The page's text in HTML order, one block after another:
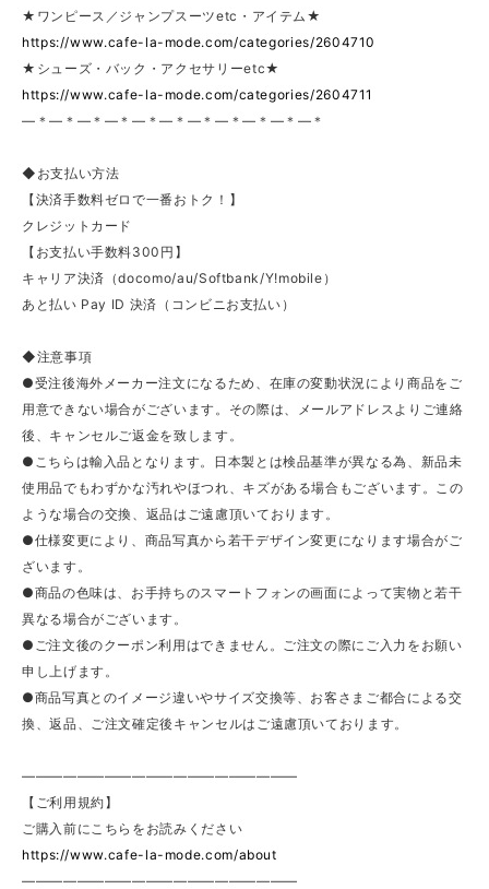
★ワンピース／ジャンプスーツetc・アイテム★
https://www.cafe-la-mode.com/categories/2604710
★シューズ・バック・アクセサリーetc★
https://www.cafe-la-mode.com/categories/2604711
—＊—＊—＊—＊—＊—＊—＊—＊—＊—＊—＊
◆お支払い方法
【決済手数料ゼロで一番おトク！】
クレジットカード
【お支払い手数料300円】
キャリア決済（docomo/au/Softbank/Y!mobile）
あと払い Pay ID 決済（コンビニお支払い）
◆注意事項
●受注後海外メーカー注文になるため、在庫の変動状況により商品をご
用意できない場合がございます。その際は、メールアドレスよりご連絡
後、キャンセルご返金を致します。
●こちらは輸入品となります。日本製とは検品基準が異なる為、新品未
使用品でもわずかな汚れやほつれ、キズがある場合もございます。この
ような場合の交換、返品はご遠慮頂いております。
●仕様変更により、商品写真から若干デザイン変更になります場合がご
ざいます。
●商品の色味は、お手持ちのスマートフォンの画面によって実物と若干
異なる場合がございます。
●ご注文後のクーポン利用はできません。ご注文の際にご入力をお願い
申し上げます。
●商品写真とのイメージ違いやサイズ交換等、お客さまご都合による交
換、返品、ご注文確定後キャンセルはご遠慮頂いております。
————————————————————
【ご利用規約】
ご購入前にこちらをお読みください
https://www.cafe-la-mode.com/about
————————————————————